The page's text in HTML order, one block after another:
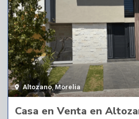
Altozano,Morelia
Casa en Venta en